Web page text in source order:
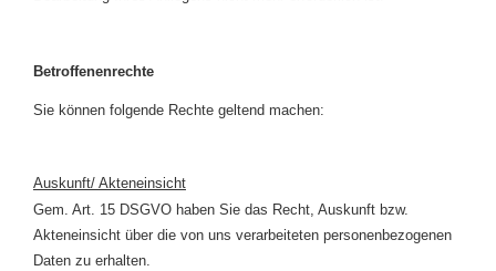
Betroffenenrechte
Sie können folgende Rechte geltend machen:
Auskunft/ Akteneinsicht
Gem. Art. 15 DSGVO haben Sie das Recht, Auskunft bzw.
Akteneinsicht über die von uns verarbeiteten personenbezogenen
Daten zu erhalten.